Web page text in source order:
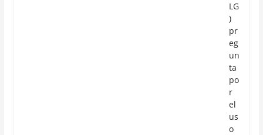
LG
)
pr
eg
un
ta
po
r
el
us
o